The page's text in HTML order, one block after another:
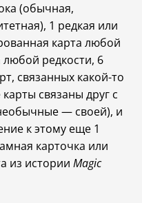
(обычная,
1 редкая или
карта любой
любой редкости, 6
связанных какой-то
связаны друг с
— своей), и
к этому еще 1
карточка или
из истории Magic